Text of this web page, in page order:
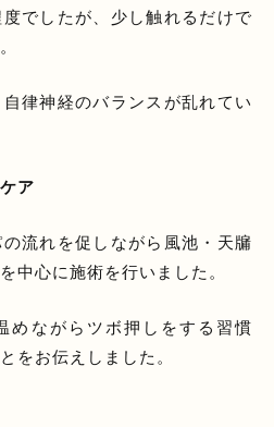
でしたが、少し触れるだけで
律神経のバランスが乱れてい
ア
流れを促しながら風池・天牖
中心に施術を行いました。
めながらツボ押しをする習慣
をお伝えしました。